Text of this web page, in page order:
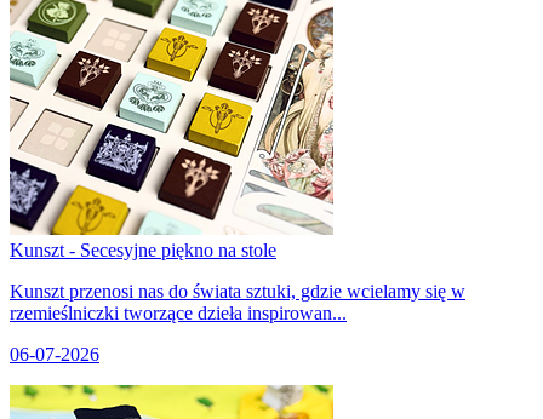
Kunszt - Secesyjne piękno na stole
Kunszt przenosi nas do świata sztuki, gdzie wcielamy się w
rzemieślniczki tworzące dzieła inspirowan...
06-07-2026